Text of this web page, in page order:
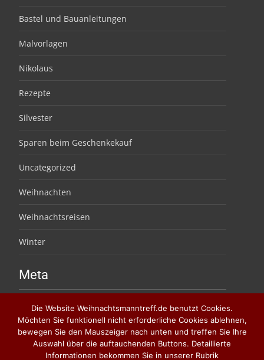
Bastel und Bauanleitungen
Malvorlagen
Nikolaus
Rezepte
Silvester
Sparen beim Geschenkekauf
Uncategorized
Weihnachten
Weihnachtsreisen
Winter
Meta
Eintrags-Feed
Kommentar-Feed
Die Website Weihnachtsmanntreff.de benutzt Cookies.
Möchten Sie funktionell nicht erforderliche Cookies ablehnen,
bewegen Sie den Mauszeiger nach unten und treffen Sie Ihre
Auswahl über die auftauchenden Buttons. Detaillierte
Informationen bekommen Sie in unserer Rubrik